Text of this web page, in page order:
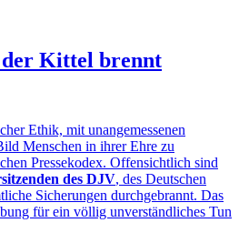
Kittel brennt
Ethik, mit unangemessenen
Menschen in ihrer Ehre zu
Pressekodex. Offensichtlich sind
des DJV, des Deutschen
Sicherungen durchgebrannt. Das
für ein völlig unverständliches Tun